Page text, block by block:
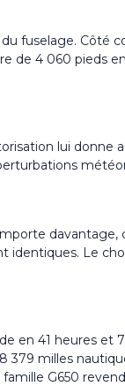
fuselage. Côté
de 4 060 pieds
lui donne
davantage,
identiques. Le
en 41 heures et
379 milles
G650